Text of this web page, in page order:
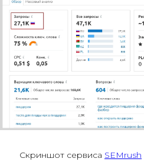
Скриншот сервиса SEMrush